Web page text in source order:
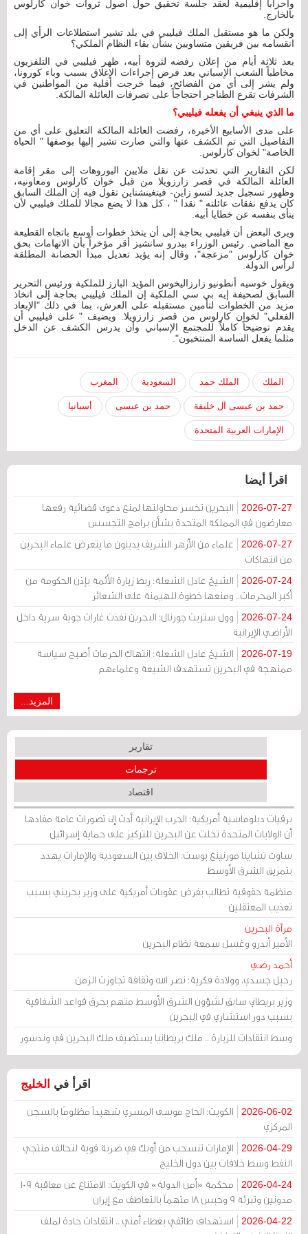
وأحزابا إقليمية لعقد جلسة تحقيق حول أصول ثروات خوان كارلوس
بالخارج.
ولكن ما هو مستقبل الملك فيليبي في بلد تشير استطلاعات الرأي إلى
انقسامه بين فريقين متساويين بشأن بقاء النظام الملكي؟
بعد ثلاثة أيام من إعلان رفضه لثروة أبيه، ظهر فيليبي في التلفزيون
مخاطباً الشعب الإسباني بعد فرض إجراءات الإغلاق بسبب وباء كورونا،
ولم يشر إلى أي من الفضائح، فيما خرجت أقلية من المواطنين في
الشرفات تقرع الطناجر احتجاجاً على تصرفات العائلة المالكة.
ما الذي ينبغي أن يفعله فيليبي؟
على مدى الأسابيع الأخيرة، رفضت العائلة المالكة التعليق على أي من
التفاصيل التي تم الكشف عنها والتي صارت تشير إليها بوصفها " الحياة
الخاصة" لخوان كارلوس.
لكن التقارير التي تحدثت عن نقل ملايين اليوروهات إلى مقر إقامة
العائلة المالكة في قصر زارزويلا من قبل خوان كارلوس ومعاونيه،
وظهور تسجيل جديد لتسو زاين- فيتغينشتاين تقول فيه إن الملك السابق
كان يدفع نفقات عائلته " نقدا " ، كل هذا لا يضع مجالا للملك فيليبي لأن
ينأى بنفسه عن خطايا أبيه.
ويرى البعض أن فيليبي بحاجة إلى أن يتخذ خطوات أوسع باتجاه القطيعة
مع الماضي. رئيس الوزراء بيدرو سانشيز أقر مؤخراً بأن الاتهامات بحق
خوان كارلوس "مزعجة"، وقال إنه يؤيد تعديل مبدأ الحصانة المطلقة
لرأس الدولة.
ويقول خوسيه أنطونيو زارزاليخوس المؤيد البارز للملكية ورئيس التحرير
السابق لصحيفة إيه بي سي الملكية إن الملك فيليبي بحاجة إلى اتخاذ
مزيد من الخطوات لتأمين مستقبله على العرش، بما في ذلك "الإبعاد
الفعلي" لخوان كارلوس من قصر زارزويلا. ويضيف " على فيليبي أن
يقدم توضيحاً كاملاً للمجتمع الإسباني وأن يدرس الكشف عن الدخل
مثلما يفعل الساسة المنتخبون".
الملك الملك حمد السعودية المغرب
حمد بن عيسى آل خليفة حمد بن عيسى أسبانيا
الإمارات العربية المتحدة
اقرأ أيضا
2026-07-27
البحرين تخسر محاولتها لمنع دعوى قضائية رفعها
معارضون في المملكة المتحدة بشأن برامج التجسس
2026-07-27
علماء من الأزهر الشريف يدينون ما يتعرض علماء البحرين
من انتهاكات
2026-07-24
الشيخ عادل الشعلة: ربط زيارة الأئمة بإذن الحكومة من
أكبر المحرمات.. ومنعها خطوة للهيمنة على الشعائر
2026-07-24
وول ستريت جورنال: البحرين نفذت غارات جوية سرية داخل
الأراضي الإيرانية
2026-07-19
الشيخ عادل الشعلة: انتهاك الحرمات أصبح سياسة
ممنهجة في البحرين تستهدف الشيعة وعلماءهم
المزيد...
تقارير
ترجمات
اقتصاد
برقيات دبلوماسية أمريكية: الحرب الإيرانية أدت إلى تصورات عامة مفادها
أن الولايات المتحدة تخلت عن البحرين للتركيز على حماية إسرائيل
ساوث تشاينا مورنينغ بوست: الخلاف بين السعودية والإمارات يهدد
بتمزيق الشرق الأوسط
منظمة حقوقية تطالب بفرض عقوبات أمريكية على وزير بحريني بسبب
تعذيب المعتقلين
مرآة البحرين
الأمير أندرو وغسل سمعة نظام البحرين
أحمد رضي
رحيل جسدي، وولادة فكرية: نصر الله وثقافة تجاوزت الزمن
وزير بريطاني سابق لشؤون الشرق الأوسط متهم بخرق قواعد الشفافية
بسبب دور استشاري في البحرين
وسط انتقادات للزيارة .. ملك بريطانيا يستضيف ملك البحرين في وندسور
اقرأ في الخليج
2026-06-02
الكويت: الحاج موسى المسري شهيداً مظلومًا بالسجن
المركزي
2026-04-29
الإمارات تنسحب من أوبك في ضربة قوية لتحالف منتجي
النفط وسط خلافات بين دول الخليج
2026-04-24
محكمة «أمن الدولة» في الكويت: الامتناع عن معاقبة 109
مدونين وتبرئة 9 وحبس 18 متهماً بالتعاطف مع إيران
2026-04-22
استهداف طائفي بغطاء أمني .. انتقادات حادة لملف